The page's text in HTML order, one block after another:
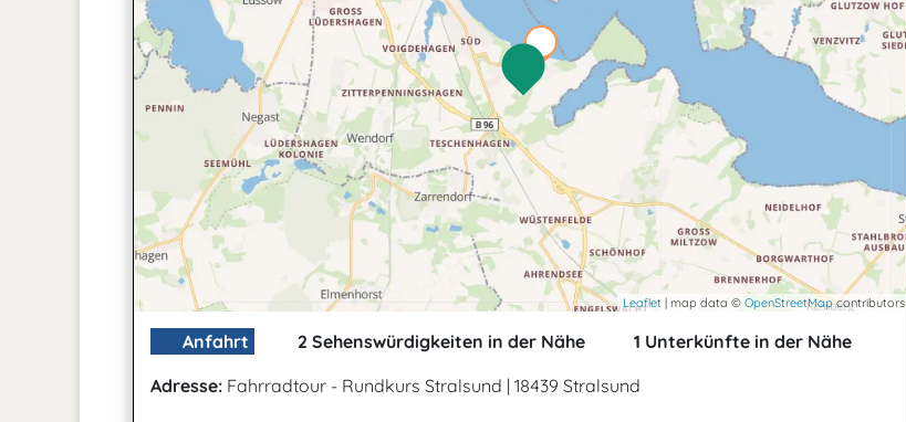
Leaflet | map data © OpenStreetMapcontributors
Anfahrt 2 Sehenswürdigkeiten in der Nähe
1 Unterkünfte in der Nähe
Adresse: Fahrradtour - Rundkurs Stralsund | 18439 Stralsund